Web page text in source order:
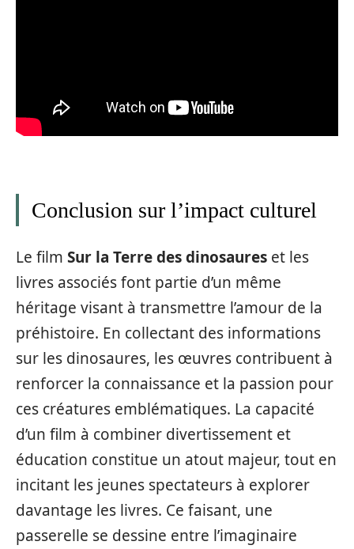
Conclusion sur l’impact culturel
Le film Sur la Terre des dinosaures et les
livres associés font partie d’un même
héritage visant à transmettre l’amour de la
préhistoire. En collectant des informations
sur les dinosaures, les œuvres contribuent à
renforcer la connaissance et la passion pour
ces créatures emblématiques. La capacité
d’un film à combiner divertissement et
éducation constitue un atout majeur, tout en
incitant les jeunes spectateurs à explorer
davantage les livres. Ce faisant, une
passerelle se dessine entre l’imaginaire